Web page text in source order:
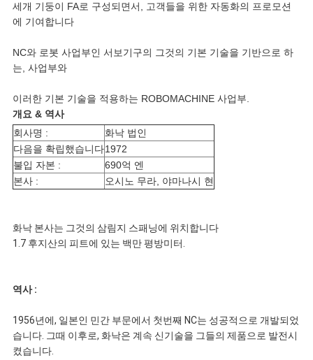
견
적
요
청
사
이
맵
개
세개 기둥이 FA로 구성되면서, 고객들을 위한 자동화의 프로모션
에 기여합니다
NC와 로봇 사업부인 서보기구의 그것의 기본 기술을 기반으로 하
는, 사업부와
이러한 기본 기술을 적용하는 ROBOMACHINE 사업부.
개요 & 역사
회사명 :
화낙 법인
다음을 확립했습니다1972
불입 자본 :
690억 엔
본사 :
오시노 무라, 야마나시 현
화낙 본사는 그것의 삼림지 스패닝에 위치합니다
1.7 후지산의 피트에 있는 백만 평방미터.
역사 :
1956년에, 일본인 민간 부문에서 첫번째 NC는 성공적으로 개발되었
습니다. 그때 이후로, 화낙은 계속 신기술을 그들의 제품으로 발전시
켰습니다.